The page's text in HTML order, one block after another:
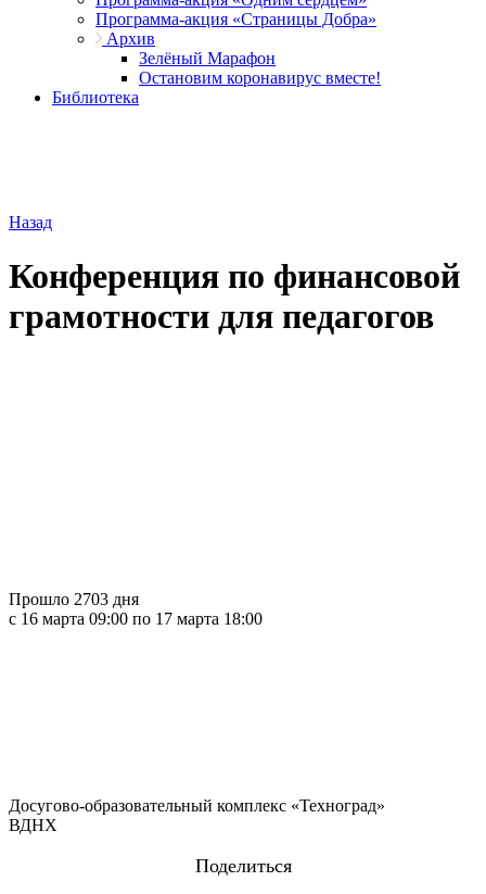
Программа-акция «Страницы Добра»
Архив
Зелёный Марафон
Остановим коронавирус вместе!
Библиотека
Назад
Конференция по финансовой
грамотности для педагогов
Прошло 2703 дня
c 16 марта 09:00 по 17 марта 18:00
Досугово-образовательный комплекс «Техноград»
ВДНХ
Поделиться